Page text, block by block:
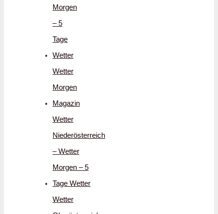
Morgen
– 5
Tage
Wetter
Wetter
Morgen
Magazin
Wetter
Niederösterreich
– Wetter
Morgen – 5
Tage Wetter
Wetter